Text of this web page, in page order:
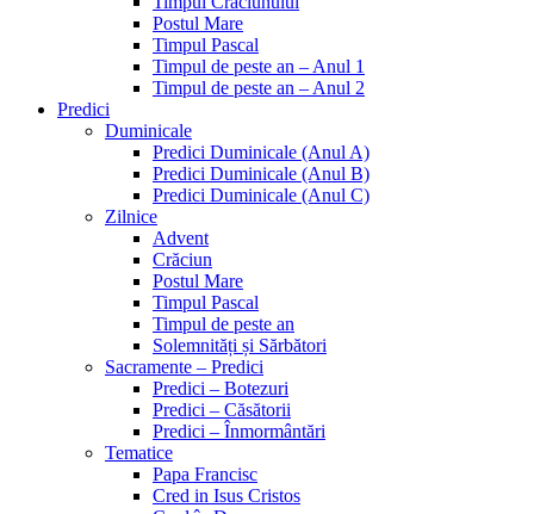
Postul Mare
Timpul Pascal
Timpul de peste an – Anul 1
Timpul de peste an – Anul 2
Predici
Duminicale
Predici Duminicale (Anul A)
Predici Duminicale (Anul B)
Predici Duminicale (Anul C)
Zilnice
Advent
Crăciun
Postul Mare
Timpul Pascal
Timpul de peste an
Solemnități și Sărbători
Sacramente – Predici
Predici – Botezuri
Predici – Căsătorii
Predici – Înmormântări
Tematice
Papa Francisc
Cred in Isus Cristos